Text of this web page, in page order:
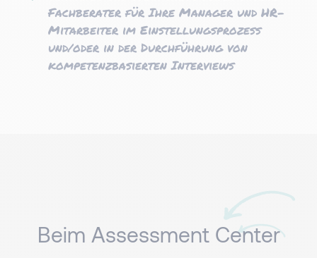
Fachberater für Ihre Manager und HR-
Mitarbeiter im Einstellungsprozess
und/oder in der Durchführung von
kompetenzbasierten Interviews
Beim Assessment Center